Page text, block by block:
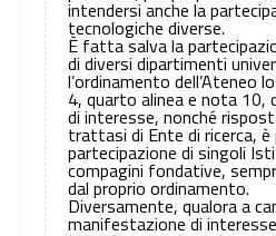
intendersi anche la
tecnologiche diverse.
È fatta salva la
di diversi dipartimenti
l’ordinamento dell’Ateneo
4, quarto alinea e nota 10,
di interesse, nonché
trattasi di Ente di ricerca,
partecipazione di singoli
compagini fondative,
dal proprio ordinamento.
Diversamente, qualora a
manifestazione di